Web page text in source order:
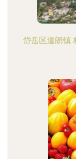
岱岳区道朗镇